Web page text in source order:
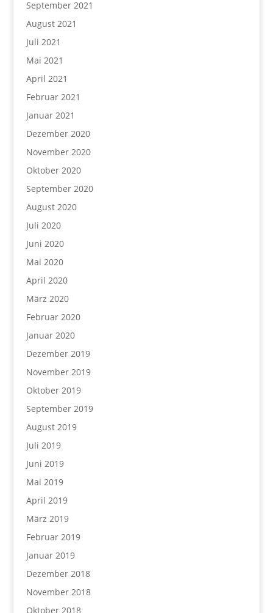
September 2021
August 2021
Juli 2021
Mai 2021
April 2021
Februar 2021
Januar 2021
Dezember 2020
November 2020
Oktober 2020
September 2020
August 2020
Juli 2020
Juni 2020
Mai 2020
April 2020
März 2020
Februar 2020
Januar 2020
Dezember 2019
November 2019
Oktober 2019
September 2019
August 2019
Juli 2019
Juni 2019
Mai 2019
April 2019
März 2019
Februar 2019
Januar 2019
Dezember 2018
November 2018
Oktober 2018